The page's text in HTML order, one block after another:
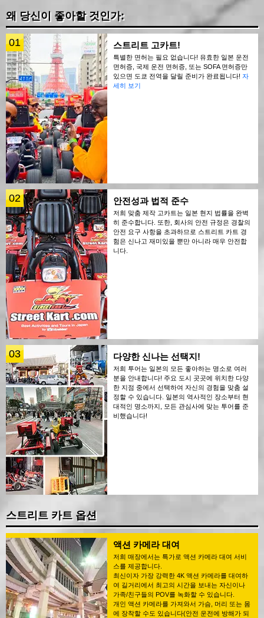
왜 당신이 좋아할 것인가:
01 스트리트 고카트!
특별한 면허는 필요 없습니다! 유효한 일본 운전
면허증, 국제 운전 면허증, 또는 SOFA 면허증만
있으면 도쿄 전역을 달릴 준비가 완료됩니다! 자
세히 보기
02 안전성과 법적 준수
저희 맞춤 제작 고카트는 일본 현지 법률을 완벽
히 준수합니다. 또한, 회사의 안전 규정은 경찰의
안전 요구 사항을 초과하므로 스트리트 카트 경
험은 신나고 재미있을 뿐만 아니라 매우 안전합
니다.
03 다양한 신나는 선택지!
저희 투어는 일본의 모든 좋아하는 명소로 여러
분을 안내합니다! 주요 도시 곳곳에 위치한 다양
한 지점 중에서 선택하여 자신의 경험을 맞춤 설
정할 수 있습니다. 일본의 역사적인 장소부터 현
대적인 명소까지, 모든 관심사에 맞는 투어를 준
비했습니다!
스트리트 카트 옵션
액션 카메라 대여
저희 매장에서는 특가로 액션 카메라 대여 서비
스를 제공합니다.
최신이자 가장 강력한 4K 액션 카메라를 대여하
여 길거리에서 최고의 시간을 보내는 자신이나
가족/친구들의 POV를 녹화할 수 있습니다.
개인 액션 카메라를 가져와서 가슴, 머리 또는 몸
에 장착할 수도 있습니다(안전 운전에 방해가 되